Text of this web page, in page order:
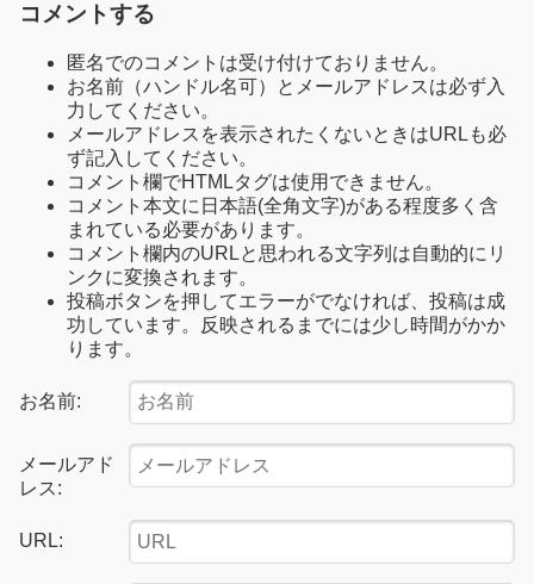
コメントする
匿名でのコメントは受け付けておりません。
お名前（ハンドル名可）とメールアドレスは必ず入
力してください。
メールアドレスを表示されたくないときはURLも必
ず記入してください。
コメント欄でHTMLタグは使用できません。
コメント本文に日本語(全角文字)がある程度多く含
まれている必要があります。
コメント欄内のURLと思われる文字列は自動的にリ
ンクに変換されます。
投稿ボタンを押してエラーがでなければ、投稿は成
功しています。反映されるまでには少し時間がかか
ります。
お名前:
メールアド
レス:
URL: